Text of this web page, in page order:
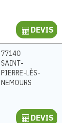
DEVIS
77140
SAINT-
PIERRE-LÈS-
NEMOURS
DEVIS